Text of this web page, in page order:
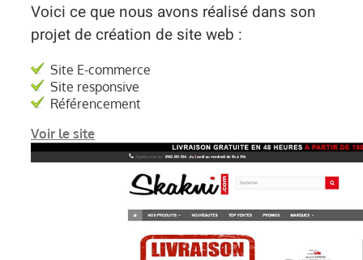
AVIS CLIENTS
Voici ce que nous avons réalisé dans son
projet de création de site web :
Site E-commerce
Site responsive
Référencement
Voir le site